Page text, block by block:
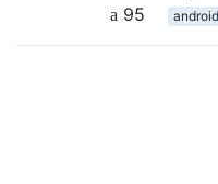
95
android